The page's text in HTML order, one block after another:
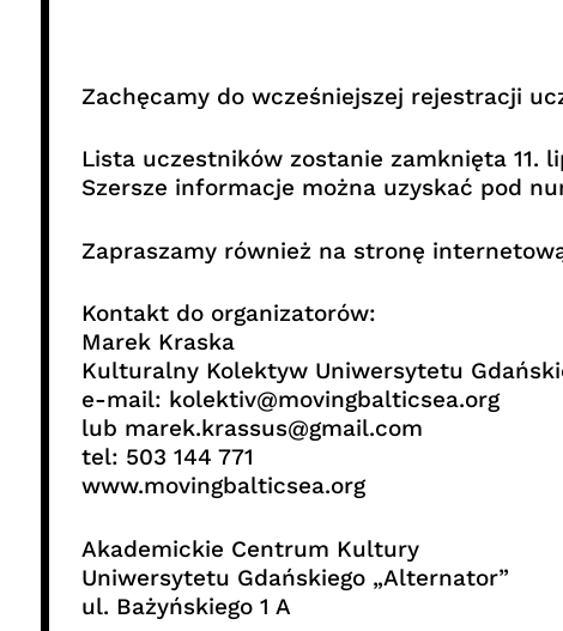
Zachęcamy do wcześniejszej rejestracji
Lista uczestników zostanie zamknięta 11.
Szersze informacje można uzyskać pod
Zapraszamy również na stronę
Kontakt do organizatorów:
Marek Kraska
Kulturalny Kolektyw Uniwersytetu
e-mail: kolektiv@movingbalticsea.org
lub marek.krassus@gmail.com
tel: 503 144 771
www.movingbalticsea.org
Akademickie Centrum Kultury
Uniwersytetu Gdańskiego „Alternator”
ul. Bażyńskiego 1 A